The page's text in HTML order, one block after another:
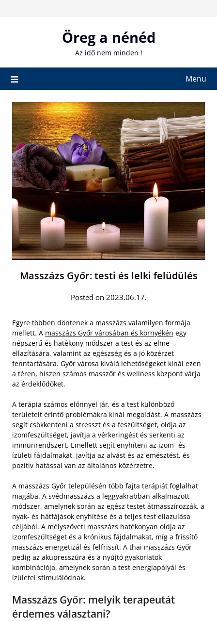
Öreg a nénéd
Az idő nem minden !
Menu
Masszázs Győr: testi és lelki felüdülés
Posted on 2023.06.17.
Egyre többen döntenek a masszázs valamilyen formája
mellett. A masszázs Győr városában és környékén egy
népszerű és hatékony módszer a test és az elme
ellazítására, valamint az egészség és a jó közérzet
fenntartására. Győr városa kiváló lehetőségeket kínál ezen
a téren, hiszen számos masszőr és wellness központ várja
az érdeklődőket.
A terápia számos előnnyel jár, és a test különböző
területeit érintő problémákra kínál megoldást. A masszázs
segít csökkenteni a stresszt és a feszültséget, oldja az
izomfeszültséget, javítja a vérkeringést és serkenti az
immunrendszert. Emellett segít enyhíteni az izom- és
ízületi fájdalmakat, javítja az alvást és az emésztést, és
pozitív hatással van az általános közérzetre.
A masszázs Győr településén több fajta terápiát foglalhat
magába. A svédmasszázs a leggyakrabban alkalmazott
módszer, amelynek során az egész testet átmasszírozzák, a
nyak- és hátfájások enyhítése és a teljes test ellazulása
céljából. A mélyszöveti masszázs hatékonyan oldja az
izomfeszültséget és a krónikus fájdalmakat, míg a frissítő
masszázs energetizál és felfrissít. A thai masszázs Győr
pedig az akupresszúra és a nyújtó gyakorlatok
kombinációja, amelynek során a test energiapályái és
ízületei stimulálódnak.
Masszázs Győr: melyik terapeutát
érdemes választani?